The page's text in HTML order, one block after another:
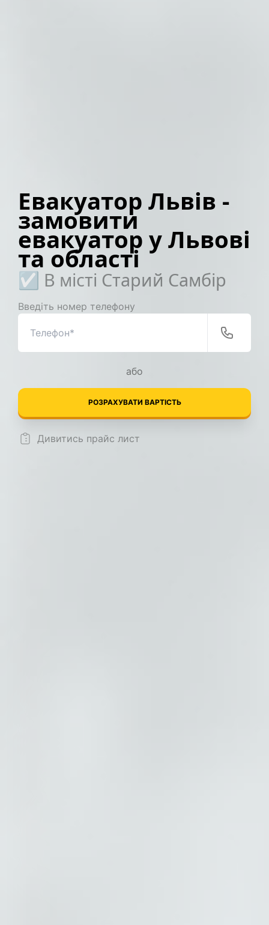
Евакуатор Львів -
замовити
евакуатор у Львові
та області
☑️ В місті Старий Самбір
Введіть номер телефону
або
РОЗРАХУВАТИ ВАРТІСТЬ
Дивитись прайс лист